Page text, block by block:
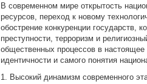
В современном мире открытость
ресурсов, переход к новому
обострение конкуренции государств,
преступности, терроризм и
общественных процессов в настоящее
идентичности и самого понятия
1. Высокий динамизм современного